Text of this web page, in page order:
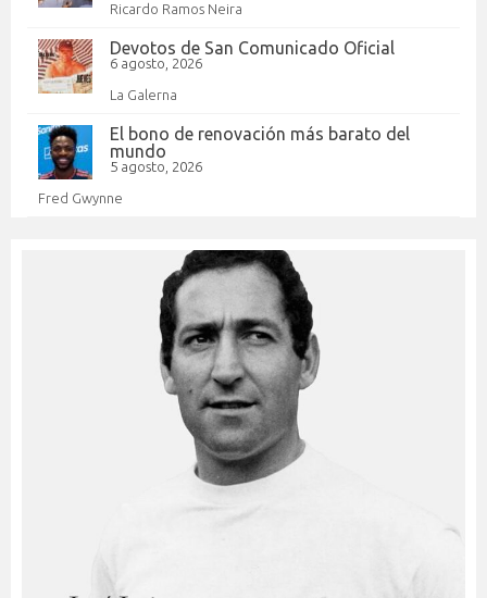
Ricardo Ramos Neira
Devotos de San Comunicado Oficial
6 agosto, 2026
La Galerna
El bono de renovación más barato del
mundo
5 agosto, 2026
Fred Gwynne